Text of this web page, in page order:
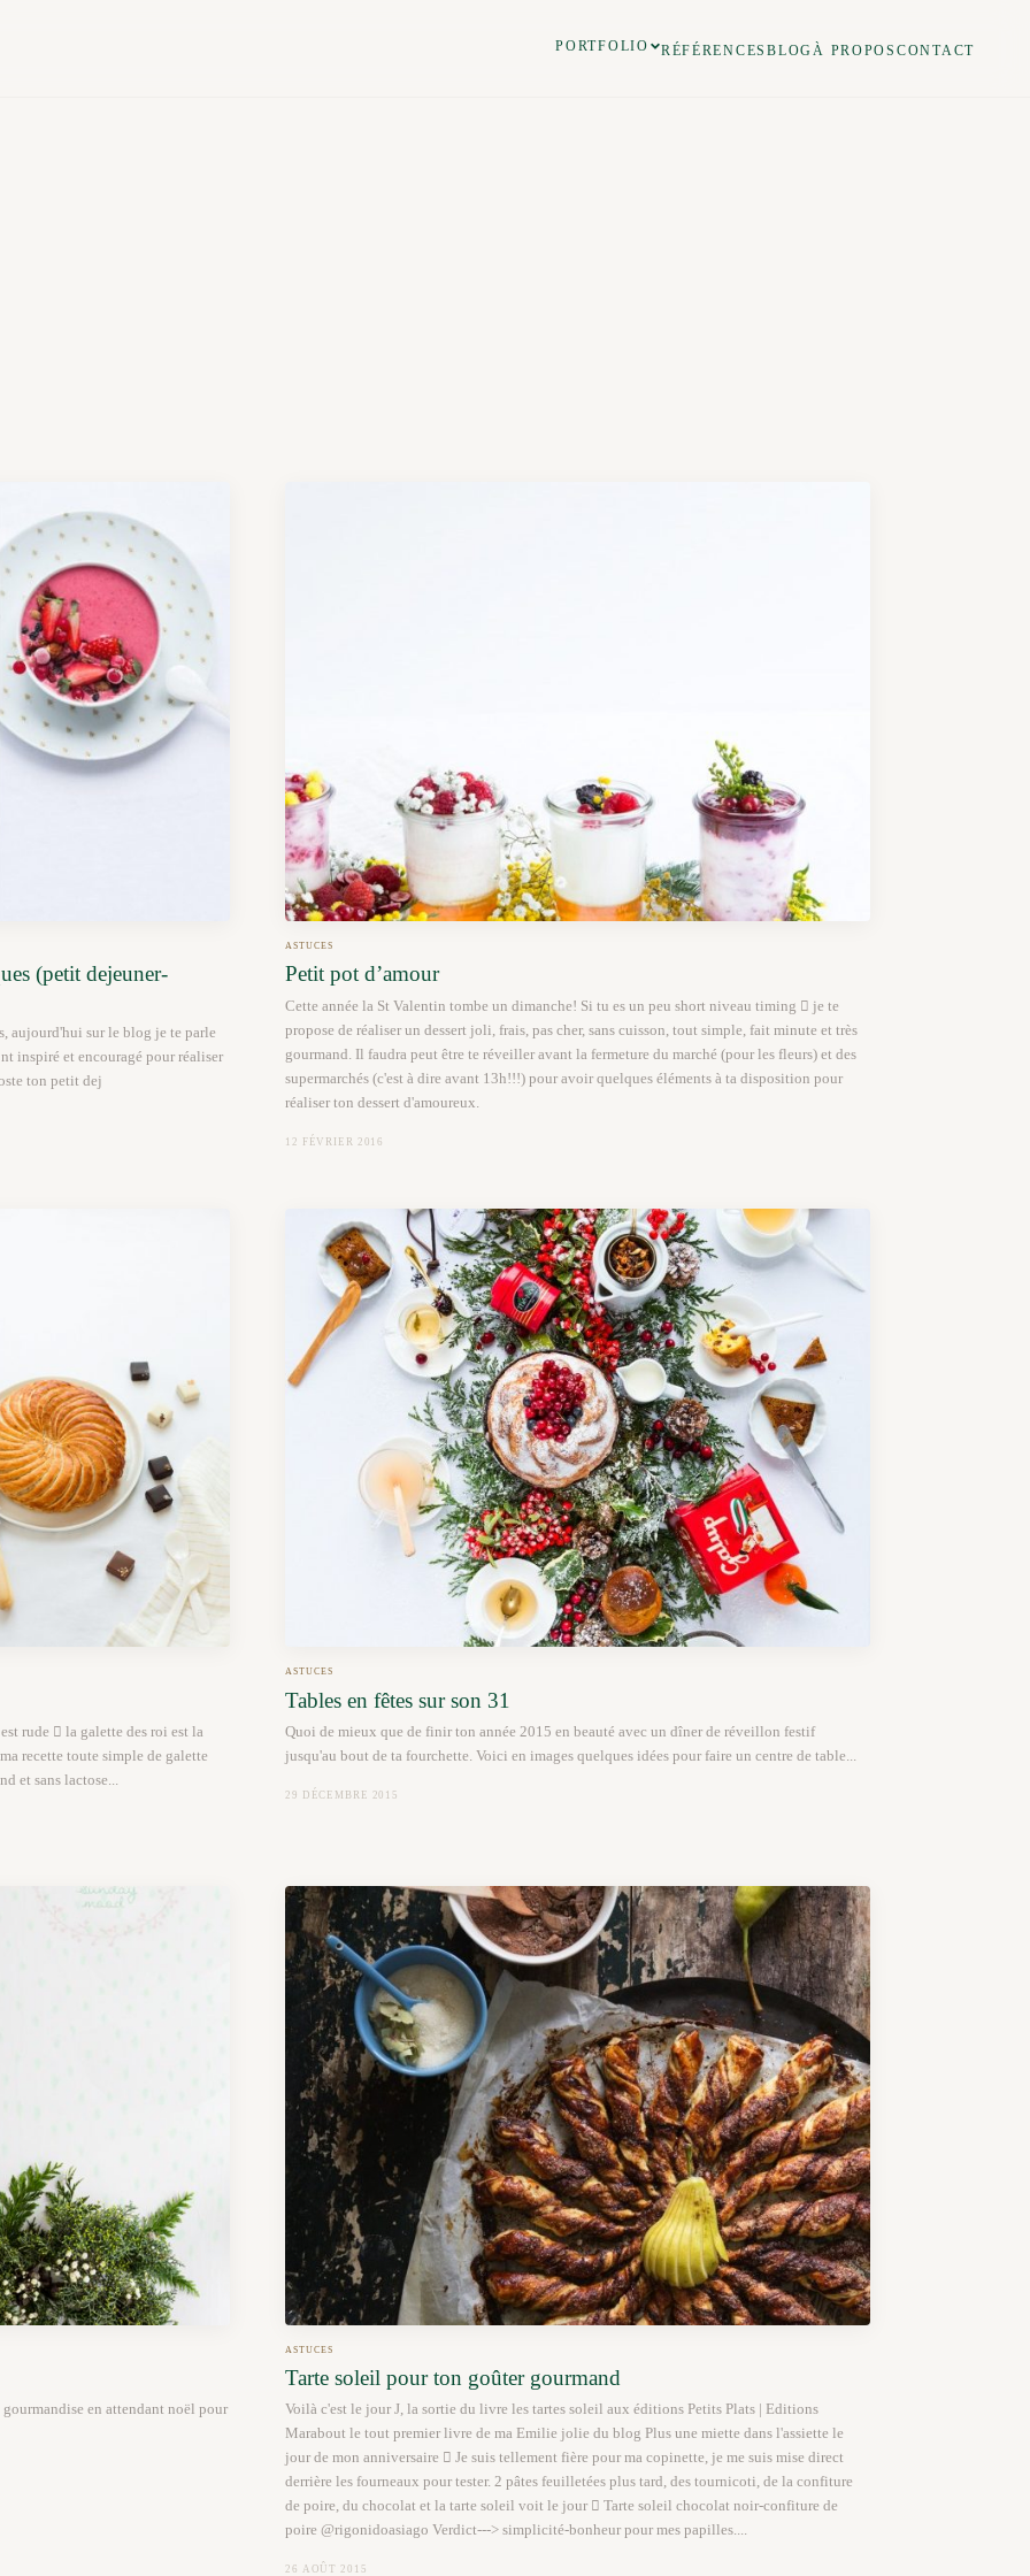
PORTFOLIO RÉFÉRENCESBLOG À PROPOS CONTACT
(petit dejeuner-
aujourd'hui sur le blog je te parle
inspiré et encouragé pour réaliser
ton petit dej
ASTUCES
Petit pot d’amour
Cette année la St Valentin tombe un dimanche! Si tu es un peu short niveau timing  je te
propose de réaliser un dessert joli, frais, pas cher, sans cuisson, tout simple, fait minute et très
gourmand. Il faudra peut être te réveiller avant la fermeture du marché (pour les fleurs) et des
supermarchés (c'est à dire avant 13h!!!) pour avoir quelques éléments à ta disposition pour
réaliser ton dessert d'amoureux.
12 FÉVRIER 2016
rude  la galette des roi est la
recette toute simple de galette
et sans lactose...
ASTUCES
Tables en fêtes sur son 31
Quoi de mieux que de finir ton année 2015 en beauté avec un dîner de réveillon festif
jusqu'au bout de ta fourchette. Voici en images quelques idées pour faire un centre de table...
29 DÉCEMBRE 2015
en attendant noël pour
ASTUCES
Tarte soleil pour ton goûter gourmand
Voilà c'est le jour J, la sortie du livre les tartes soleil aux éditions Petits Plats | Editions
Marabout le tout premier livre de ma Emilie jolie du blog Plus une miette dans l'assiette le
jour de mon anniversaire  Je suis tellement fière pour ma copinette, je me suis mise direct
derrière les fourneaux pour tester. 2 pâtes feuilletées plus tard, des tournicoti, de la confiture
de poire, du chocolat et la tarte soleil voit le jour  Tarte soleil chocolat noir-confiture de
poire @rigonidoasiago Verdict---> simplicité-bonheur pour mes papilles....
26 AOÛT 2015